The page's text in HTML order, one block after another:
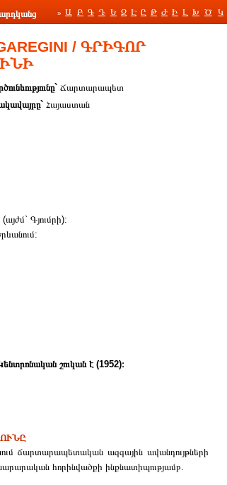
» Ա Բ Գ Դ Ե Զ Է Ը Թ Ժ Ի Լ Խ Ծ Կ
/ ԳՐԻԳՈՐ
Ճարտարապետ
Հայաստան
Գյումրի):
շուկան է (1952)։
ճարտարապետական ազգային ավանդույթների
հորինվածքի ինքնատիպությամբ.